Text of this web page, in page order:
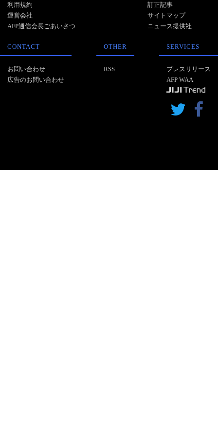
利用規約
運営会社
AFP通信会長ごあいさつ
訂正記事
サイトマップ
ニュース提供社
CONTACT
お問い合わせ
広告のお問い合わせ
OTHER
RSS
SERVICES
プレスリリース
AFP WAA